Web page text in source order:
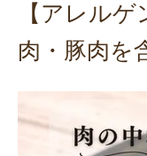
【アレル
肉・豚肉を